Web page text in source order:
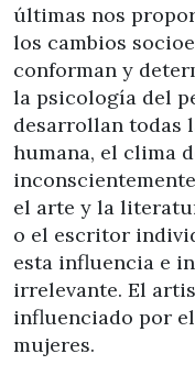
últimas nos
los cambios
conforman y
la psicología del
desarrollan todas
humana, el clima
el arte y la
o el escritor
esta influencia e
irrelevante. El
influenciado por
mujeres.